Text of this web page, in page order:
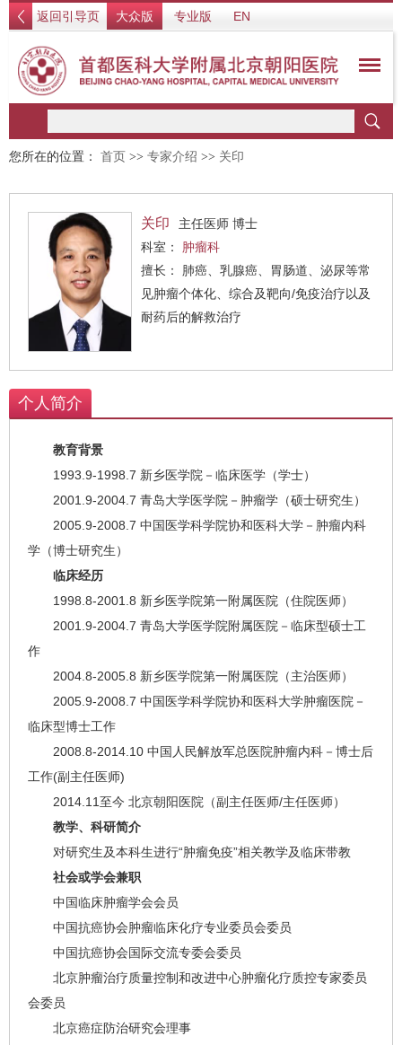
返回引导页 大众版 专业版 EN
您所在的位置： 首页 >> 专家介绍 >> 关印
关印
主任医师 博士
科室： 肿瘤科
擅长： 肺癌、乳腺癌、胃肠道、泌尿等常
见肿瘤个体化、综合及靶向/免疫治疗以及
耐药后的解救治疗
个人简介
教育背景
1993.9-1998.7 新乡医学院－临床医学（学士）
2001.9-2004.7 青岛大学医学院－肿瘤学（硕士研究生）
2005.9-2008.7 中国医学科学院协和医科大学－肿瘤内科
学（博士研究生）
临床经历
1998.8-2001.8 新乡医学院第一附属医院（住院医师）
2001.9-2004.7 青岛大学医学院附属医院－临床型硕士工
作
2004.8-2005.8 新乡医学院第一附属医院（主治医师）
2005.9-2008.7 中国医学科学院协和医科大学肿瘤医院－
临床型博士工作
2008.8-2014.10 中国人民解放军总医院肿瘤内科－博士后
工作(副主任医师)
2014.11至今 北京朝阳医院（副主任医师/主任医师）
教学、科研简介
对研究生及本科生进行“肿瘤免疫”相关教学及临床带教
社会或学会兼职
中国临床肿瘤学会会员
中国抗癌协会肿瘤临床化疗专业委员会委员
中国抗癌协会国际交流专委会委员
北京肿瘤治疗质量控制和改进中心肿瘤化疗质控专家委员
会委员
北京癌症防治研究会理事